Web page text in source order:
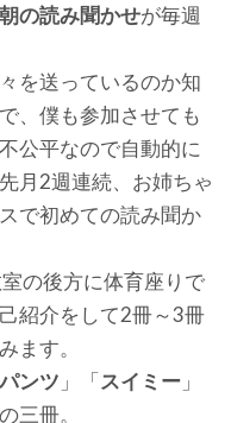
朝の読み聞かせが毎週
を送っているのか知
、僕も参加させても
公平なので自動的に
月2週連続、お姉ちゃ
で初めての読み聞か
の後方に体育座りで
紹介をして2冊～3冊
ます。
ンツ 」「スイミー 」
三冊。